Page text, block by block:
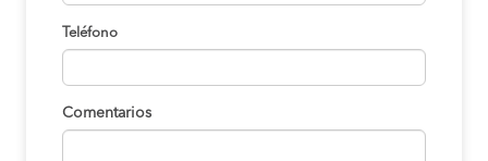
Teléfono
Comentarios